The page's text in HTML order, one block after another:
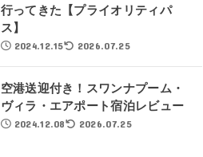
行ってきた【プライオリティパ
ス】
2024.12.15 2026.07.25
空港送迎付き！スワンナプーム・
ヴィラ・エアポート宿泊レビュー
2024.12.08 2026.07.25